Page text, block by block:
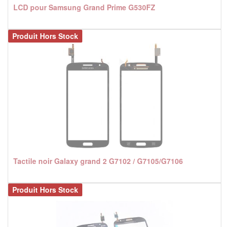
LCD pour Samsung Grand Prime G530FZ
Tactile noir Galaxy grand 2 G7102 / G7105/G7106
Produit Hors Stock
Produit Hors Stock